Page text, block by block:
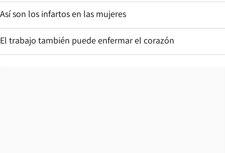
Así son los infartos en las mujeres
El trabajo también puede enfermar el corazón